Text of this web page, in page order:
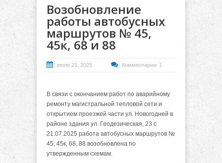
Возобновление
работы автобусных
маршрутов № 45,
45к, 68 и 88
июля 21, 2025 Комментарии: 1
В связи с окончанием работ по аварийному
ремонту магистральной тепловой сети и
открытием проезжей части ул. Новогодней в
районе здания ул. Геодезическая, 23 с
21.07.2025 работа автобусных маршрутов №
45, 45к, 68, 88 возобновлена по
утвержденным схемам.